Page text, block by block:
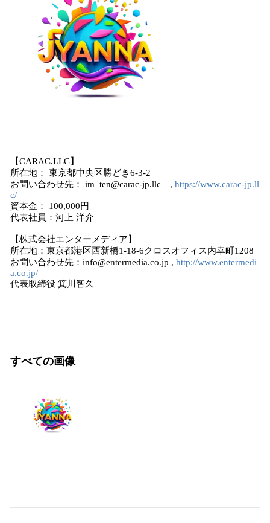
【CARAC.LLC】
所在地： 東京都中央区勝どき6-3-2
お問い合わせ先： im_ten@carac-jp.llc , https://www.carac-jp.ll
c/
資本金： 100,000円
代表社員：河上 洋介
【株式会社エンターメディア】
所在地：東京都港区西新橋1-18-6クロスオフィス内幸町1208
お問い合わせ先：info@entermedia.co.jp , http://www.entermedi
a.co.jp/
代表取締役 箕川智久
すべての画像